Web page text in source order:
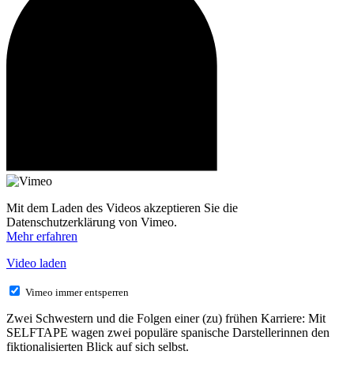
Mit dem Laden des Videos akzeptieren Sie die
Datenschutzerklärung von Vimeo.
Mehr erfahren
Video laden
Vimeo immer entsperren
Zwei Schwestern und die Folgen einer (zu) frühen Karriere: Mit
SELFTAPE wagen zwei populäre spanische Darstellerinnen den
fiktionalisierten Blick auf sich selbst.